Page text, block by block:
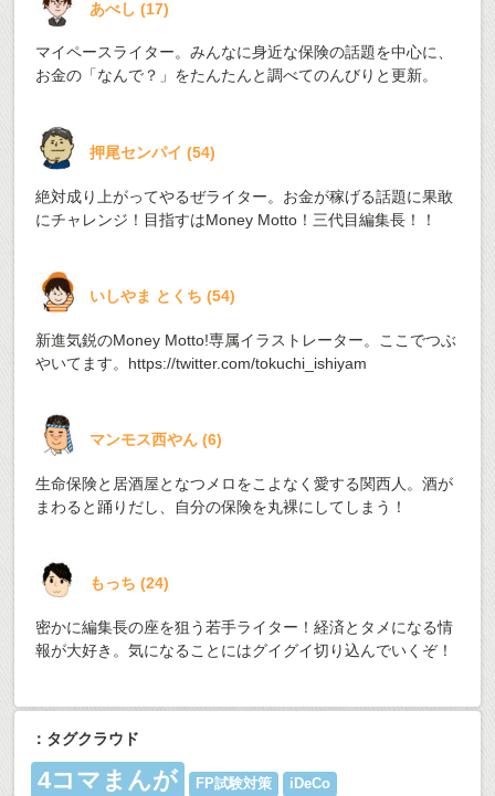
あべし(17)
マイペースライター。みんなに身近な保険の話題を中心に、
お金の「なんで？」をたんたんと調べてのんびりと更新。
押尾センパイ(54)
絶対成り上がってやるぜライター。お金が稼げる話題に果敢
にチャレンジ！目指すはMoney Motto！三代目編集長！！
いしやま とくち(54)
新進気鋭のMoney Motto!専属イラストレーター。ここでつぶ
やいてます。 https://twitter.com/tokuchi_ishiyam
マンモス西やん(6)
生命保険と居酒屋となつメロをこよなく愛する関西人。酒が
まわると踊りだし、自分の保険を丸裸にしてしまう！
もっち(24)
密かに編集長の座を狙う若手ライター！経済とタメになる情
報が大好き。気になることにはグイグイ切り込んでいくぞ！
：タグクラウド
4コマまんが FP試験対策 iDeCo